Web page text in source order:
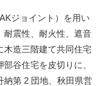
ジョイント）を用い
耐震性、耐火性、遮音
木造三階建て共同住宅
谷住宅を皮切りに、
納第 2 団地、秋田県営